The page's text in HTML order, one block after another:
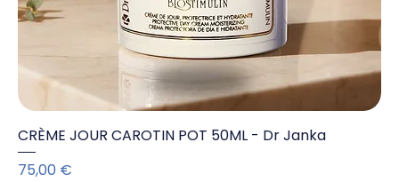
CRÈME JOUR CAROTIN POT 50ML - Dr Janka
Prix
75,00 €